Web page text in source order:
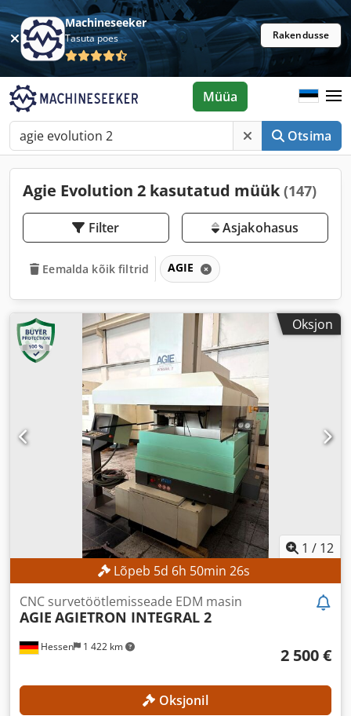
Machineseeker
Tasuta poes Rakendusse
Otsima
Müüa
Agie Evolution 2 kasutatud müük (147)
Filter Asjakohasus
Eemalda kõik filtrid AGIE
Oksjon
1 / 12
Lõpeb 5d 6h 50min 24s
Hessen 1 422 km
CNC survetöötlemisseade EDM masin
AGIE AGIETRON INTEGRAL 2
2 500 €
Oksjonil